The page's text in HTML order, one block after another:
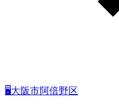
🖥大阪市阿倍野区